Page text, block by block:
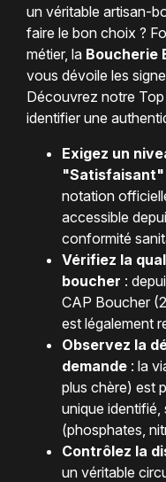
un véritable artisan-
faire le bon choix ?
métier, la Boucherie
vous dévoile les
Découvrez notre
identifier une
Exigez un
notation
accessible
conformité
Vérifiez la
boucher :
CAP Boucher
est légalement
Observez la
demande: la
plus chère) est
unique identifié,
(phosphates,
Contrôlez la
un véritable